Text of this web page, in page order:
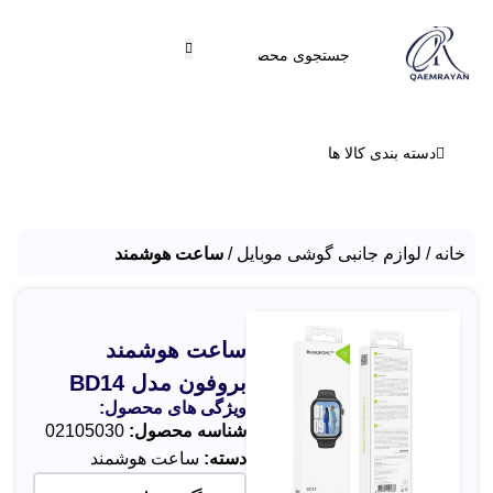
دسته بندی کالا ها
خانه لوازم جانبی گوشی موبایل ساعت هوشمند
ساعت هوشمند
بروفون مدل BD14
ویژگی های محصول:
شناسه محصول: 02105030
دسته: ساعت هوشمند